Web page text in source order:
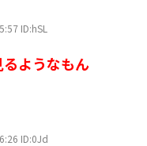
ID:hSL
ようなもん
ID:0Jd